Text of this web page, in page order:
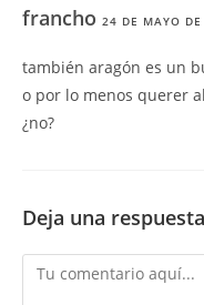
francho 24 DE MAYO
también aragón es un
o por lo menos querer
¿no?
Deja una respuesta
Comentario